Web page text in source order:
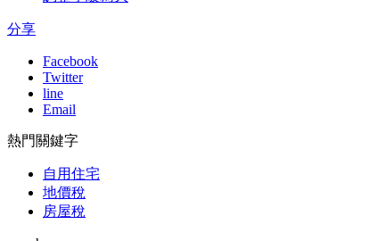
分享
Facebook
Twitter
line
Email
熱門關鍵字
自用住宅
地價稅
房屋稅